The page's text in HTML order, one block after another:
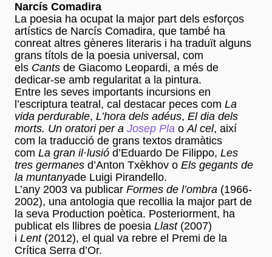
Narcís Comadira
La poesia ha ocupat la major part dels esforços
artístics de Narcís Comadira, que també ha
conreat altres gèneres literaris i ha traduït alguns
grans títols de la poesia universal, com
els Cants de Giacomo Leopardi, a més de
dedicar-se amb regularitat a la pintura.
Entre les seves importants incursions en
l’escriptura teatral, cal destacar peces com La
vida perdurable, L’hora dels adéus, El dia dels
morts. Un oratori per a Josep Pla oAl cel, així
com la traducció de grans textos dramàtics
com La gran il·lusió d’Eduardo De Filippo, Les
tres germanes d’Anton Txèkhov o Els gegants de
la muntanyade Luigi Pirandello.
L’any 2003 va publicar Formes de l’ombra (1966-
2002), una antologia que recollia la major part de
la seva Production poètica. Posteriorment, ha
publicat els llibres de poesia Llast(2007)
i Lent(2012), el qual va rebre el Premi de la
Crítica Serra d’Or.